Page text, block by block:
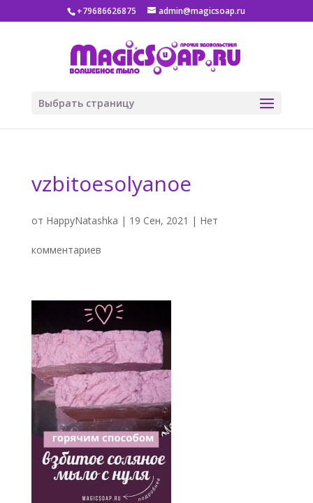
+79686626875 admin@magicsoap.ru
Выбрать страницу
vzbitoesolyanoe
от HappyNatashka | 19 Сен, 2021 | Нет
комментариев